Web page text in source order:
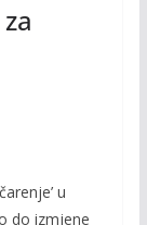
u
do izmjene